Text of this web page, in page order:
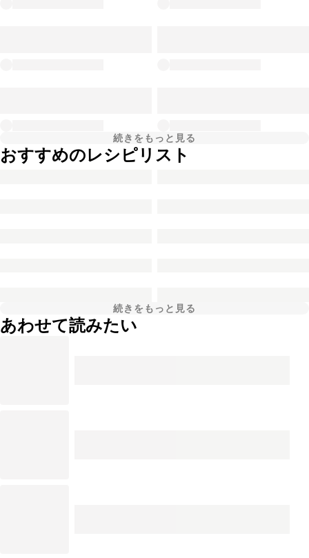
続きをもっと見る
おすすめのレシピリスト
続きをもっと見る
あわせて読みたい